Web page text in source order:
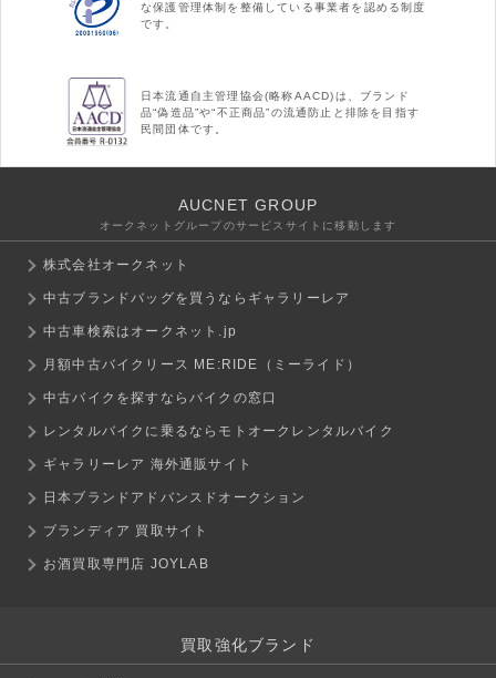
な保護管理体制を整備している事業者を認める制度
です。
日本流通自主管理協会(略称AACD)は、ブランド
品“偽造品”や“不正商品”の流通防止と排除を目指す
民間団体です。
AUCNET GROUP
オークネットグループのサービスサイトに移動します
株式会社オークネット
中古ブランドバッグを買うならギャラリーレア
中古車検索はオークネット.jp
月額中古バイクリース ME:RIDE（ミーライド）
中古バイクを探すならバイクの窓口
レンタルバイクに乗るならモトオークレンタルバイク
ギャラリーレア 海外通販サイト
日本ブランドアドバンスドオークション
ブランディア 買取サイト
お酒買取専門店 JOYLAB
買取強化ブランド